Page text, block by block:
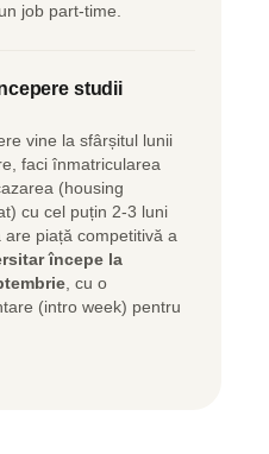
job part-time.
studii
vine la sfârșitul lunii
faci înmatricularea
(housing
cu cel puțin 2-3 luni
piață competitivă a
începe la
, cu o
(intro week) pentru